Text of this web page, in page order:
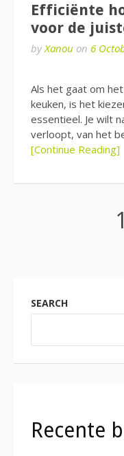
Efficiënte
voor de
byXanou on 6
Als het gaat om
keuken, is het
essentieel. Je wilt
verloopt, van het
[Continue Reading]
1
SEARCH
Recente